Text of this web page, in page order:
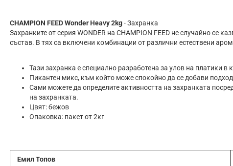
CHAMPION FEED Wonder Heavy 2kg- Захранка
Захранките от серия WONDER на CHAMPION FEED не случайно се
състав. В тях са включени комбинации от различни естествени
Тази захранка е специално разработена за улов на платики в
Пикантен микс, към който може спокойно да се добави
Сами можете да определите активността на захранката
на захранката.
Цвят: бежов
Опаковка: пакет от 2кг
Емил Топов